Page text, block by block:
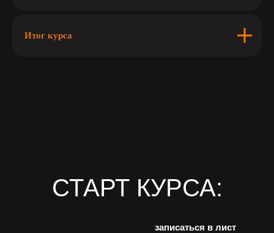
Итог курса
СТАРТ КУРСА:
записаться в лист